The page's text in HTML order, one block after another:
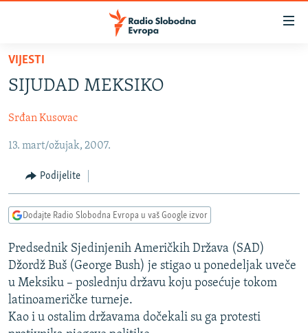
Pređite
glavni
Pređite
na
navigaciju
Pređite
na
pretragu
BOSNA I HERCEGOVINA
SRBIJA
KOSOVO
CRNA GORA
VIZUELNO
VIDEO
FOTOGALERIJE
INFOGRAFIKE
PODCASTI
RAT U UKRAJINI
KINA NA BALKANU
RSE PRIČE IZ SVIJETA
ISPRIČAJ MI
VIJESTI
SIJUDAD MEKSIKO
Srđan Kusovac
13. mart/ožujak, 2007.
Podijelite
Dodajte Radio Slobodna Evropa u vaš Google izvor
Predsednik Sjedinjenih Američkih Država (SAD)
Džordž Buš (George Bush) je stigao u ponedeljak uveče
u Meksiku – poslednju državu koju posećuje tokom
latinoameričke turneje.
Kao i u ostalim državama dočekali su ga protesti